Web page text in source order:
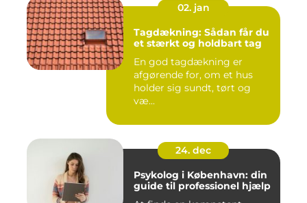
02. jan
Tagdækning: Sådan får du
et stærkt og holdbart tag
En god tagdækning er
afgørende for, om et hus
holder sig sundt, tørt og
væ...
24. dec
Psykolog i København: din
guide til professionel hjælp